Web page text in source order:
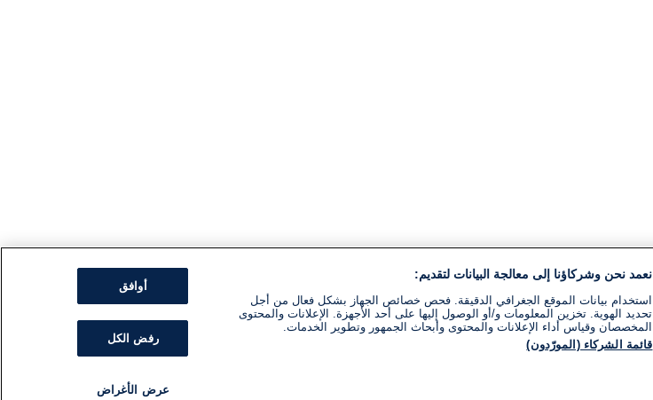
نعمد نحن وشركاؤنا إلى معالجة البيانات لتقديم:
استخدام بيانات الموقع الجغرافي الدقيقة. فحص خصائص الجهاز بشكل فعال من أجل
تحديد الهوية. تخزين المعلومات و/أو الوصول إليها على أحد الأجهزة. الإعلانات والمحتوى
المخصصان وقياس أداء الإعلانات والمحتوى وأبحاث الجمهور وتطوير الخدمات.
قائمة الشركاء (المورّدون)
أوافق
رفض الكل
عرض الأغراض